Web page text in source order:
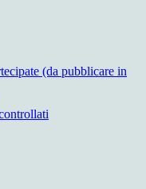
(da pubblicare in